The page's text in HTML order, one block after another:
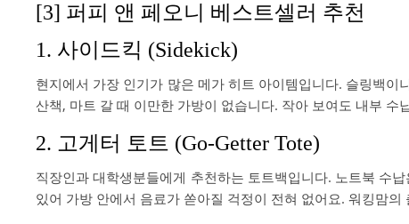
[3] 퍼피 앤 페오니 베스트셀러 추천
1. 사이드킥 (Sidekick)
현지에서 가장 인기가 많은 메가 히트 아이템입니다. 슬링백
산책, 마트 갈 때 이만한 가방이 없습니다. 작아 보여도 내부
2. 고게터 토트 (Go-Getter Tote)
직장인과 대학생분들에게 추천하는 토트백입니다. 노트북 수
있어 가방 안에서 음료가 쏟아질 걱정이 전혀 없어요. 워킹맘의